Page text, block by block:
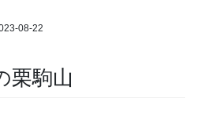
08-22
栗駒山